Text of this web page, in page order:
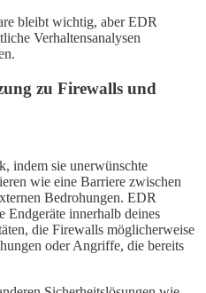
bleibt wichtig, aber EDR
Verhaltensanalysen
zu Firewalls und
indem sie unerwünschte
wie eine Barriere zwischen
Bedrohungen. EDR
Endgeräte innerhalb deines
die Firewalls möglicherweise
oder Angriffe, die bereits